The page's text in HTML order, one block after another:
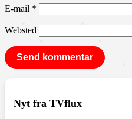
E-mail *
Websted
Nyt fra TVflux